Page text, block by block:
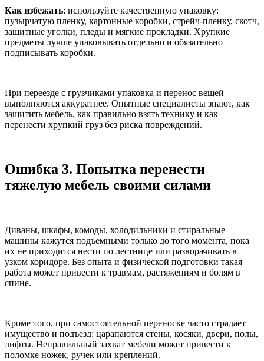
Как избежать: используйте качественную упаковку:
пузырчатую пленку, картонные коробки, стрейч-пленку, скотч,
защитные уголки, пледы и мягкие прокладки. Хрупкие
предметы лучше упаковывать отдельно и обязательно
подписывать коробки.
При переезде с грузчиками упаковка и перенос вещей
выполняются аккуратнее. Опытные специалисты знают, как
защитить мебель, как правильно взять технику и как
перенести хрупкий груз без риска повреждений.
Ошибка 3. Попытка перенести
тяжелую мебель своими силами
Диваны, шкафы, комоды, холодильники и стиральные
машины кажутся подъемными только до того момента, пока
их не приходится нести по лестнице или разворачивать в
узком коридоре. Без опыта и физической подготовки такая
работа может привести к травмам, растяжениям и болям в
спине.
Кроме того, при самостоятельной переноске часто страдает
имущество и подъезд: царапаются стены, косяки, двери, полы,
лифты. Неправильный захват мебели может привести к
поломке ножек, ручек или креплений.